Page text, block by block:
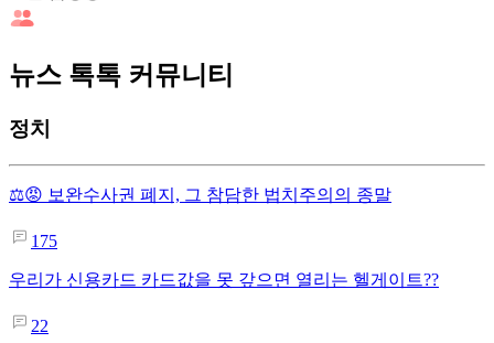
뉴스 톡톡 커뮤니티
정치
⚖️😡 보완수사권 폐지, 그 참담한 법치주의의 종말
175
우리가 신용카드 카드값을 못 갚으면 열리는 헬게이트??
22